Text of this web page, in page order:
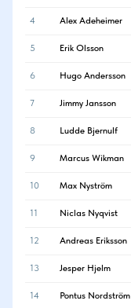
4 Alex Adeheimer
5 Erik Olsson
6 Hugo Andersson
7 Jimmy Jansson
8 Ludde Bjernulf
9 Marcus Wikman
10 Max Nyström
11 Niclas Nyqvist
12 Andreas Eriksson
13 Jesper Hjelm
14 Pontus Nordström